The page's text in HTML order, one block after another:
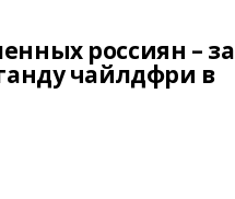
россиян – за
чайлдфри в